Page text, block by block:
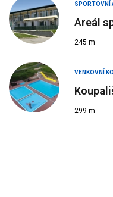
SPORTOVNÍ
Areál
245 m
VENKOVNÍ
299 m